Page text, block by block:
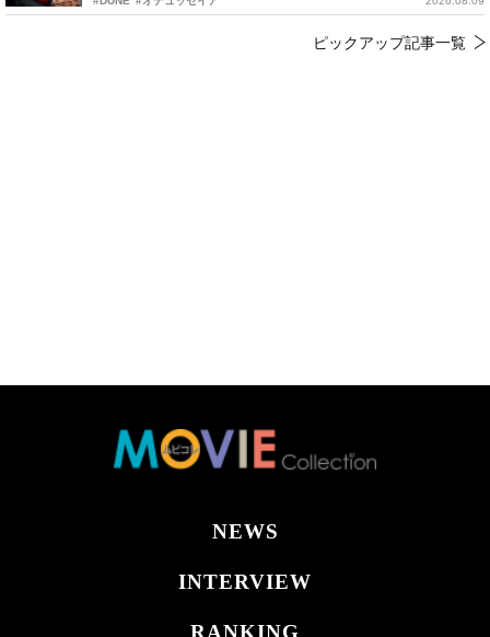
ピックアップ記事一覧
NEWS
INTERVIEW
RANKING